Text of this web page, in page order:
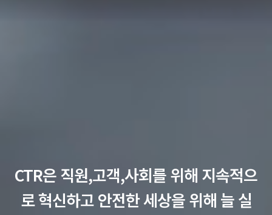
CTR은 직원,고객,사회를 위해 지속적으
로 혁신하고안전한 세상을 위해 늘 실